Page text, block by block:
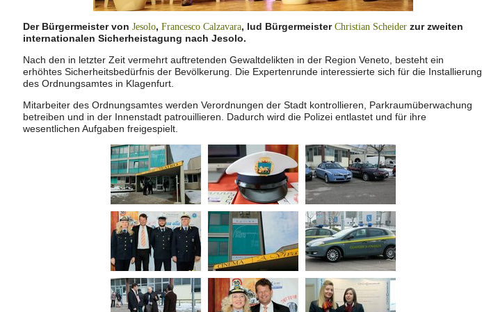
Der Bürgermeister von Jesolo, Francesco Calzavara, lud Bürgermeister Christian Scheiderzur zweiten
internationalen Sicherheistagung nach Jesolo.
Nach den in letzter Zeit vermehrt auftretenden Gewaltdelikten in der Region Veneto, besteht ein
erhöhtes Sicherheitsbedürfnis der Bevölkerung. Die Expertenrunde interessierte sich für die Installierung
des Ordnungsamtes in Klagenfurt.
Mitarbeiter des Ordnungsamtes werden Verordnungen der Stadt kontrollieren, Parkraumüberwachung
betreiben und in der Innenstadt patrouillieren. Dadurch wird die Polizei entlastet und für ihre
wesentlichen Aufgaben freigespielt.